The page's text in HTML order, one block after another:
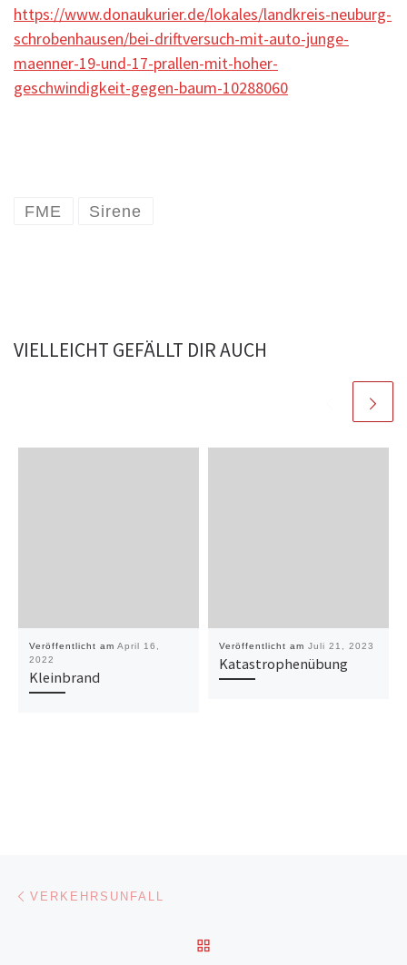
https://www.donaukurier.de/lokales/landkreis-neuburg-
schrobenhausen/bei-driftversuch-mit-auto-junge-
maenner-19-und-17-prallen-mit-hoher-
geschwindigkeit-gegen-baum-10288060
FME Sirene
VIELLEICHT GEFÄLLT DIR AUCH
Veröffentlicht am April 16,
2022
Kleinbrand
Veröffentlicht am Juli 21, 2023
Katastrophenübung
Beitragsnavigation
VERKEHRSUNFALL